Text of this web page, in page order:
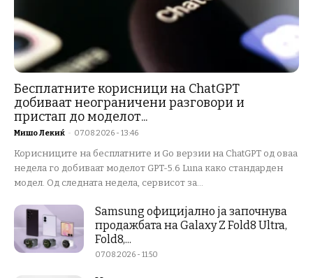
Бесплатните корисници на ChatGPT
добиваат неограничени разговори и
пристап до моделот...
Мишо Лекиќ - 07.08.2026 - 13:46
Корисниците на бесплатните и Go верзии на ChatGPT од оваа
недела го добиваат моделот GPT-5.6 Luna како стандарден
модел. Од следната недела, сервисот за...
Samsung официјално ја започнува
продажбата на Galaxy Z Fold8 Ultra,
Fold8,...
07.08.2026 - 11:50